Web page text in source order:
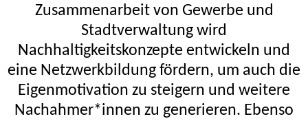
Zusammenarbeit von Gewerbe und
Stadtverwaltung wird
Nachhaltigkeitskonzepte entwickeln und
eine Netzwerkbildung fördern, um auch die
Eigenmotivation zu steigern und weitere
Nachahmer*innen zu generieren. Ebenso